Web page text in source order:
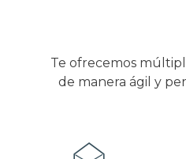
Te ofrecemos
de manera ágil y